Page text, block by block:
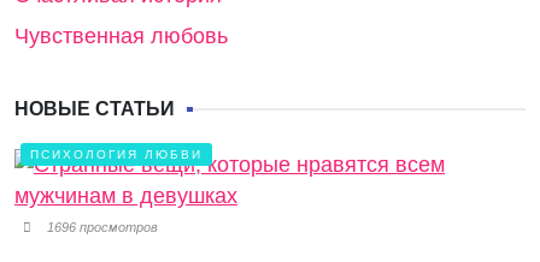
Чувственная любовь
НОВЫЕ СТАТЬИ
ПСИХОЛОГИЯ ЛЮБВИ
1696 просмотров